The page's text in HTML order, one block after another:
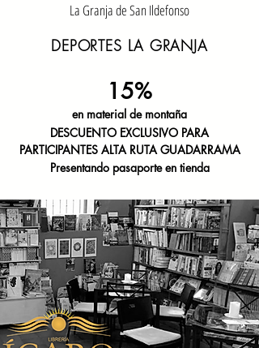
La Granja de San Ildefonso
DEPORTES LA GRANJA
15%
en material de montaña
DESCUENTO EXCLUSIVO PARA
PARTICIPANTES ALTA RUTA GUADARRAMA
Presentando pasaporte en tienda